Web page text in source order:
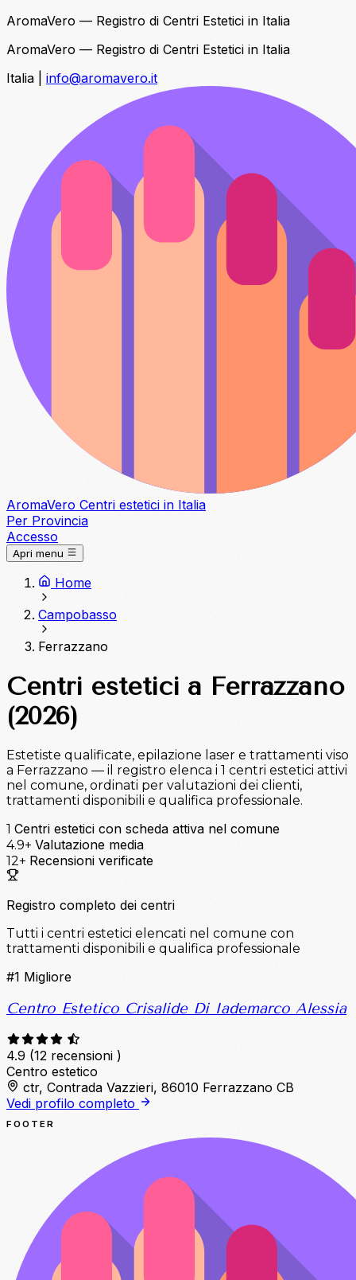
AromaVero — Registro di Centri Estetici in Italia
AromaVero — Registro di Centri Estetici in Italia
Italia
info@aromavero.it
AromaVero Centri estetici in Italia
Per Provincia
Accesso
Apri menu
Home
Campobasso
Ferrazzano
Centri estetici a Ferrazzano
(2026)
Estetiste qualificate, epilazione laser e trattamenti viso
a Ferrazzano — il registro elenca i 1 centri estetici attivi
nel comune, ordinati per valutazioni dei clienti,
trattamenti disponibili e qualifica professionale.
1 Centri estetici con scheda attiva nel comune
4.9+ Valutazione media
12+ Recensioni verificate
Registro completo dei centri
Tutti i centri estetici elencati nel comune con
trattamenti disponibili e qualifica professionale
#1 Migliore
Centro Estetico Crisalide Di Iademarco Alessia
4.9 (12 recensioni )
Centro estetico
ctr, Contrada Vazzieri, 86010 Ferrazzano CB
Vedi profilo completo
FOOTER